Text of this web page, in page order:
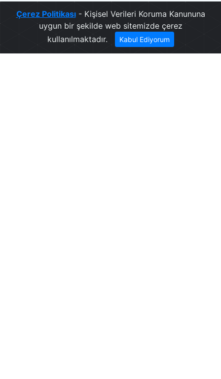
Çerez Politikası- Kişisel Verileri Koruma Kanununa
uygun bir şekilde web sitemizde çerez
kullanılmaktadır.
Kabul Ediyorum